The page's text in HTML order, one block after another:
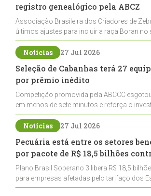
registro genealógico pela ABCZ
Associação Brasileira dos Criadores de
últimos ajustes para incluir a raça Boran no
de registros, abrindo caminho para sua
pecuária nacional
Notícias 27 Jul 2026
Seleção de Cabanhas terá 27
por prêmio inédito
Competição promovida pela ABCCC
em menos de sete minutos e reforça o
cabanhas na seleção genética de Cavalos
ao laço
Notícias 27 Jul 2026
Pecuária está entre os setores
por pacote de R$ 18,5 bilhões
Plano Brasil Soberano 3 libera R$ 18,5
para empresas afetadas pelo tarifaço dos
inclui a pecuária entre os setores